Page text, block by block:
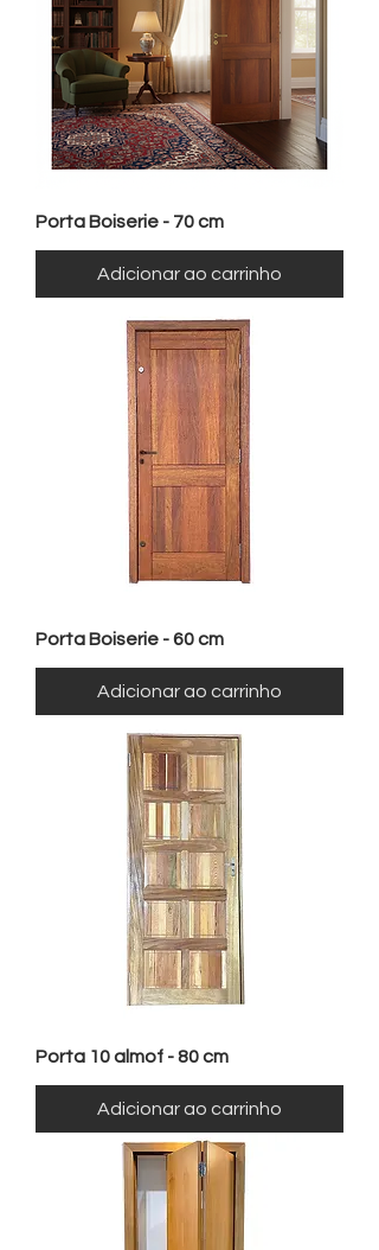
Porta Boiserie - 70 cm
Adicionar ao carrinho
Porta Boiserie - 60 cm
Adicionar ao carrinho
Porta 10 almof - 80 cm
Adicionar ao carrinho